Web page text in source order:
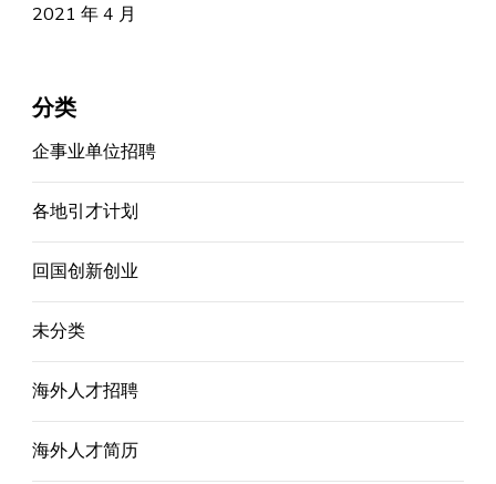
2021 年 4 月
分类
企事业单位招聘
各地引才计划
回国创新创业
未分类
海外人才招聘
海外人才简历